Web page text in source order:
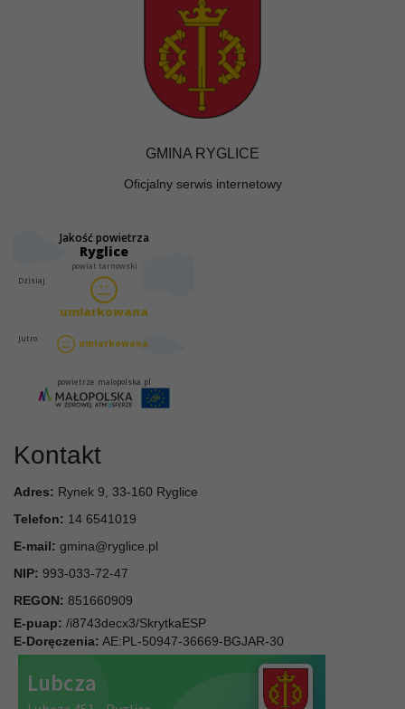
GMINA RYGLICE
Oficjalny serwis internetowy
Kontakt
Adres: Rynek 9, 33-160 Ryglice
Telefon: 14 6541019
E-mail: gmina@ryglice.pl
NIP: 993-033-72-47
REGON: 851660909
E-puap: /i8743decx3/SkrytkaESP
E-Doręczenia: AE:PL-50947-36669-BGJAR-30